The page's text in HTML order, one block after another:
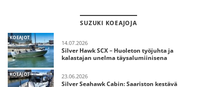
SUZUKI KOEAJOJA
KOEAJOT
14.07.2026
Silver Hawk SCX – Huoleton työjuhta ja
kalastajan unelma täysalumiinisena
KOEAJOT 23.06.2026
Silver Seahawk Cabin: Saariston kestävä